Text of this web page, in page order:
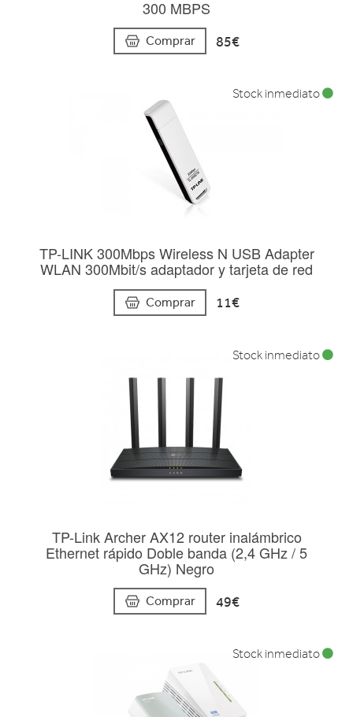
300 MBPS
Comprar 85€
TP-LINK 300Mbps Wireless N USB Adapter
WLAN 300Mbit/s adaptador y tarjeta de red
Comprar 11€
Stock inmediato
TP-Link Archer AX12 router inalámbrico
Ethernet rápido Doble banda (2,4 GHz / 5
GHz) Negro
Comprar 49€
Stock inmediato
Stock inmediato